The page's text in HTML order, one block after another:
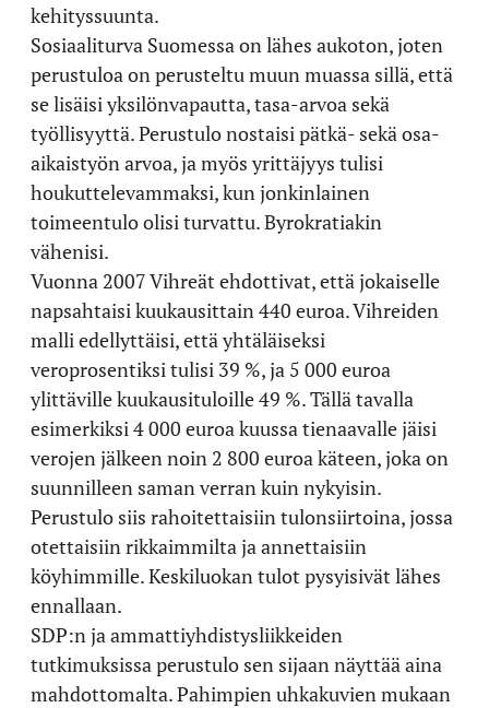
kehityssuunta.
Sosiaaliturva Suomessa on lähes aukoton, joten
perustuloa on perusteltu muun muassa sillä, että
se lisäisi yksilönvapautta, tasa-arvoa sekä
työllisyyttä. Perustulo nostaisi pätkä- sekä osa-
aikaistyön arvoa, ja myös yrittäjyys tulisi
houkuttelevammaksi, kun jonkinlainen
toimeentulo olisi turvattu. Byrokratiakin
vähenisi.
Vuonna 2007 Vihreät ehdottivat, että jokaiselle
napsahtaisi kuukausittain 440 euroa. Vihreiden
malli edellyttäisi, että yhtäläiseksi
veroprosentiksi tulisi 39 %, ja 5 000 euroa
ylittäville kuukausituloille 49 %. Tällä tavalla
esimerkiksi 4 000 euroa kuussa tienaavalle jäisi
verojen jälkeen noin 2 800 euroa käteen, joka on
suunnilleen saman verran kuin nykyisin.
Perustulo siis rahoitettaisiin tulonsiirtoina, jossa
otettaisiin rikkaimmilta ja annettaisiin
köyhimmille. Keskiluokan tulot pysyisivät lähes
ennallaan.
SDP:n ja ammattiyhdistysliikkeiden
tutkimuksissa perustulo sen sijaan näyttää aina
mahdottomalta. Pahimpien uhkakuvien mukaan